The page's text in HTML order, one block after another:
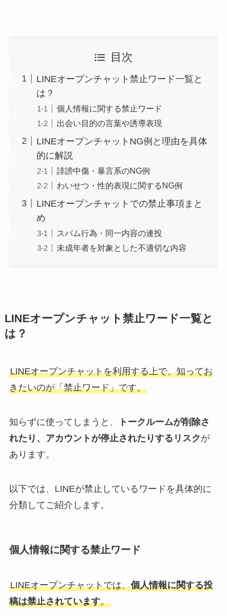
目次
LINEオープンチャット禁止ワード一覧と
は？
個人情報に関する禁止ワード
出会い目的の言葉や誘導表現
LINEオープンチャットNG例と理由を具体
的に解説
誹謗中傷・暴言系のNG例
わいせつ・性的表現に関するNG例
LINEオープンチャットでの禁止事項まと
め
スパム行為・同一内容の連投
未成年者を対象とした不適切な内容
LINEオープンチャット禁止ワード一覧と
は？
LINEオープンチャットを利用する上で、知ってお
きたいのが「禁止ワード」です。
知らずに使ってしまうと、
トークルームが削除さ
れたり、アカウントが停止されたりするリスクが
あります。
以下では、LINEが禁止しているワードを具体的に
分類してご紹介します。
個人情報に関する禁止ワード
LINEオープンチャットでは、個人情報に関する投
稿は禁止されています。